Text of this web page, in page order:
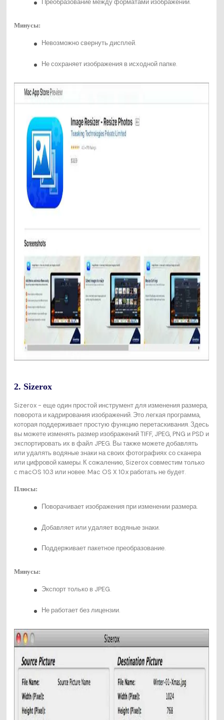
Преобразование между форматами изображений.
Минусы:
Невозможно свернуть дисплей.
Не сохраняет изображения в исходной папке.
2. Sizerox
Sizerox - еще один простой инструмент для изменения размера,
поворота и кадрирования изображений. Это легкая программа,
которая поддерживает простую функцию перетаскивания. Здесь
вы можете изменять размер изображений TIFF, JPEG, PNG и PSD и
экспортировать их в файл JPEG. Вы также можете добавлять
или удалять водяные знаки на своих фотографиях со сканера
или цифровой камеры. К сожалению, Sizerox совместим только
с macOS 10.3 или новее. Mac OS X 10.x работать не будет.
Плюсы:
Поворачивает изображения при изменении размера.
Добавляет или удаляет водяные знаки.
Поддерживает пакетное преобразование.
Минусы:
Экспорт только в JPEG.
Не работает без лицензии.